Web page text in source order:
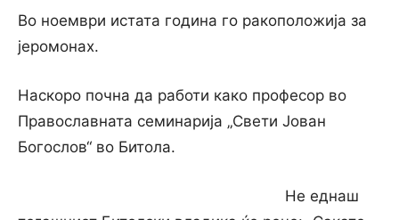
Во ноември истата година го ракоположија за
јеромонах.
Наскоро почна да работи како професор во
Православната семинарија „Свети Јован
Богослов“ во Битола.
Не еднаш